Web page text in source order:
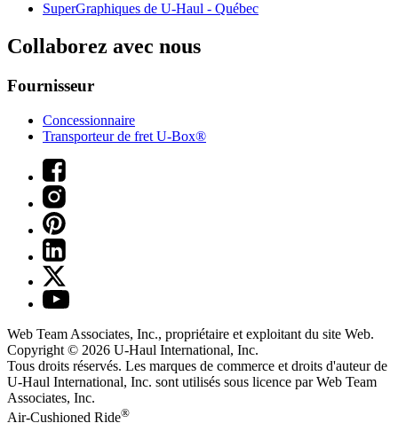
SuperGraphiques de U-Haul - Québec
Collaborez avec nous
Fournisseur
Concessionnaire
Transporteur de fret U-Box®
Web Team Associates, Inc., propriétaire et exploitant du site Web.
Copyright © 2026 U-Haul International, Inc.
Tous droits réservés. Les marques de commerce et droits d'auteur de
U-Haul International, Inc. sont utilisés sous licence par Web Team
Associates, Inc.
Air-Cushioned Ride®